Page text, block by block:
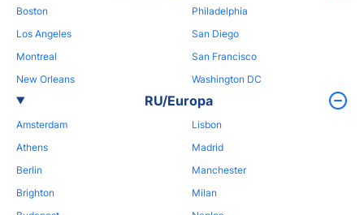
Boston
Los Angeles
Montreal
New Orleans
Philadelphia
San Diego
San Francisco
Washington DC
RU/Europa
Amsterdam
Athens
Berlin
Brighton
Lisbon
Madrid
Manchester
Milan